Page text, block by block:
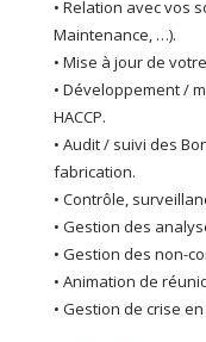
• Relation avec vos
Maintenance, …).
• Mise à jour de
• Développement /
HACCP.
• Audit / suivi des
fabrication.
• Contrôle,
• Gestion des
• Gestion des non-
• Animation de
• Gestion de crise